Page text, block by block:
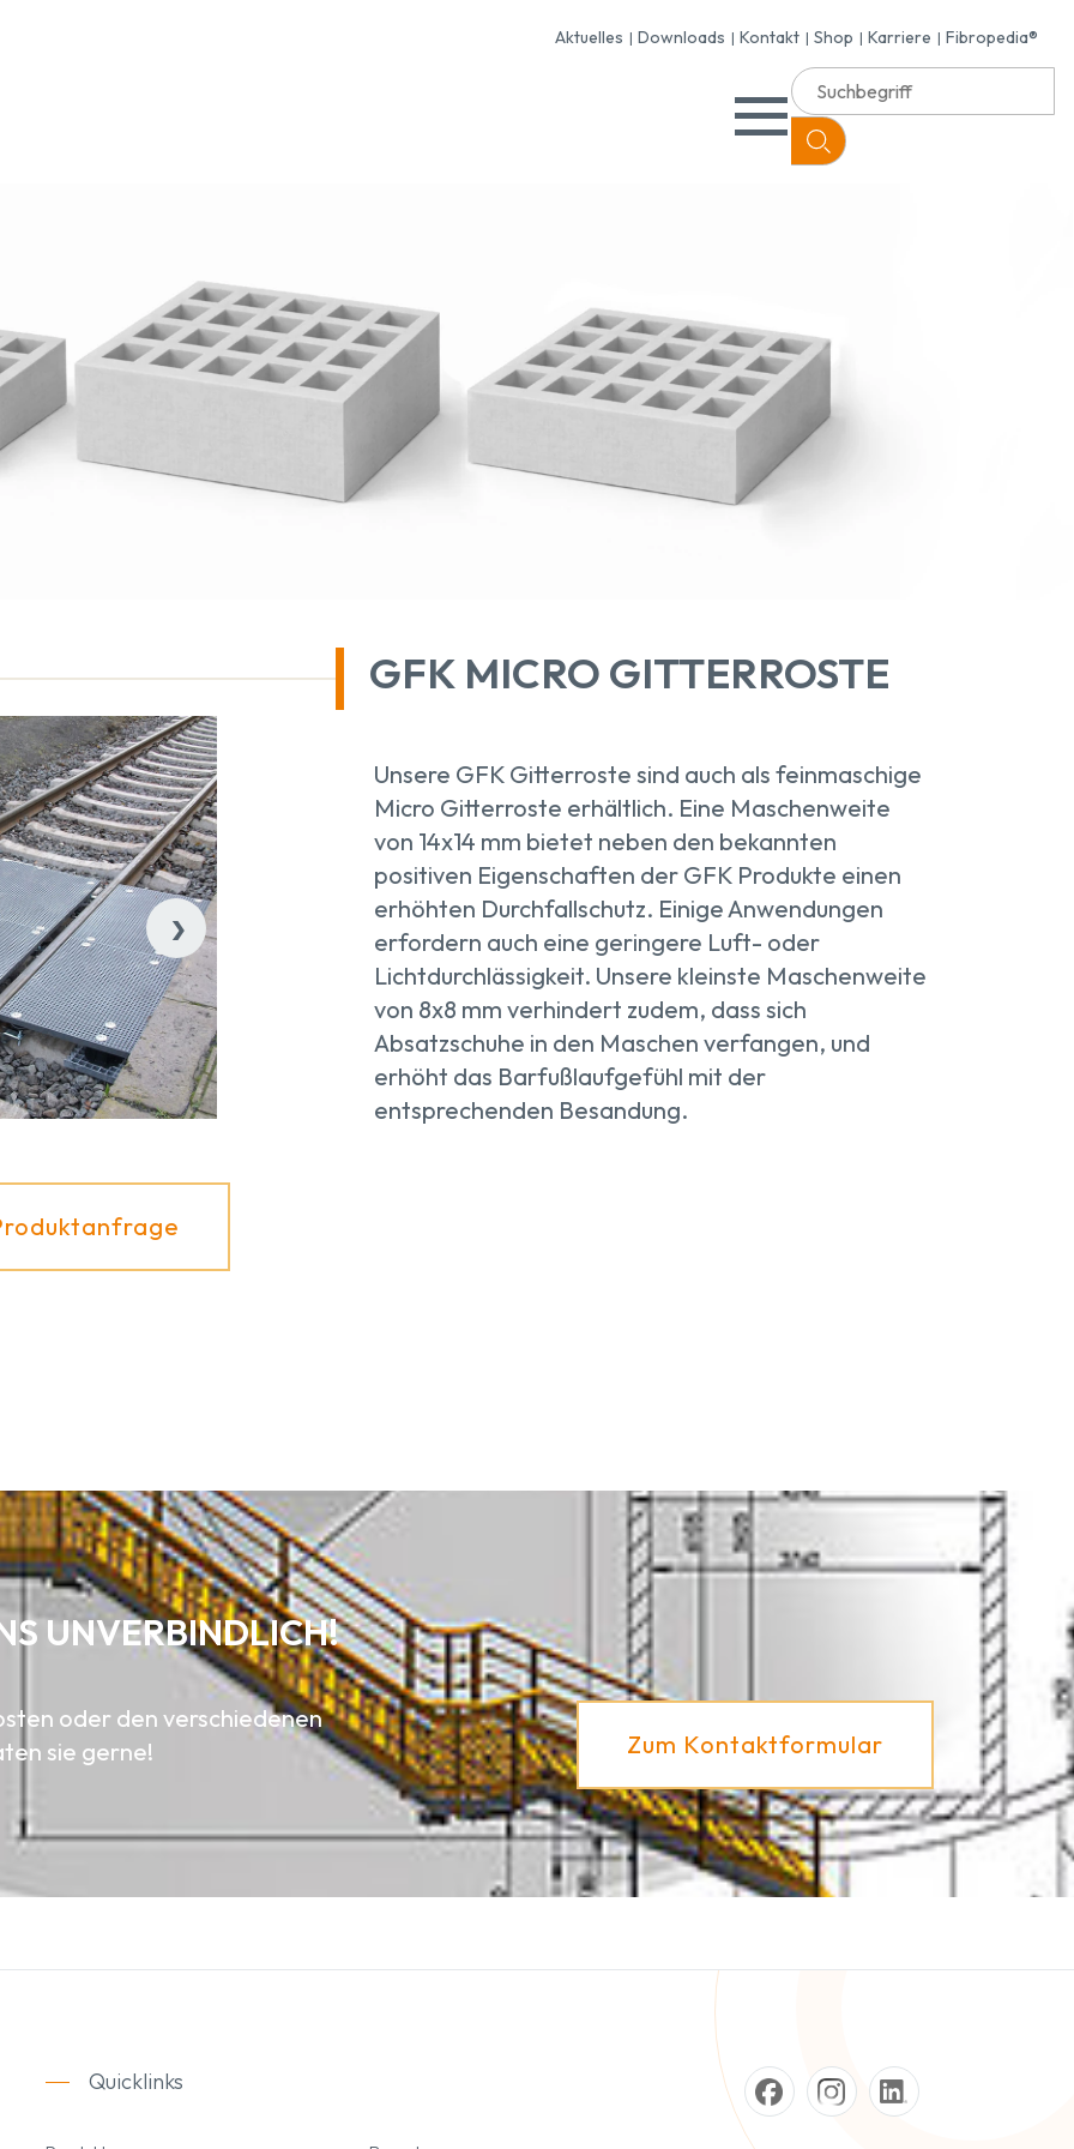
Aktuelles Downloads Kontakt Shop Karriere Fibropedia®
›
GFK MICRO GITTERROSTE
Unsere GFK Gitterroste sind auch als feinmaschige
Micro Gitterroste erhältlich. Eine Maschenweite
von 14x14 mm bietet neben den bekannten
positiven Eigenschaften der GFK Produkte einen
erhöhten Durchfallschutz. Einige Anwendungen
erfordern auch eine geringere Luft- oder
Lichtdurchlässigkeit. Unsere kleinste Maschenweite
von 8x8 mm verhindert zudem, dass sich
Absatzschuhe in den Maschen verfangen, und
erhöht das Barfußlaufgefühl mit der
entsprechenden Besandung.
UNVERBINDLICH!
oder den verschiedenen
sie gerne!
Zum Kontaktformular
Quicklinks